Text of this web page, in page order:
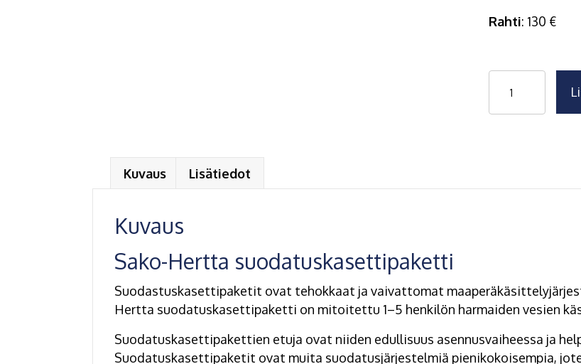
Rahti: 130 €
Hertta
Kuvaus Lisätiedot
Kuvaus
Sako-Hertta suodatuskasettipaketti
Suodastuskasettipaketit ovat tehokkaat ja vaivattomat
Hertta suodatuskasettipaketti on mitoitettu 1–5 henkilön harmaiden vesien
Suodatuskasettipakettien etuja ovat niiden edullisuus asennusvaiheessa ja
Suodatuskasettipaketit ovat muita suodatusjärjestelmiä pienikokoisempia,